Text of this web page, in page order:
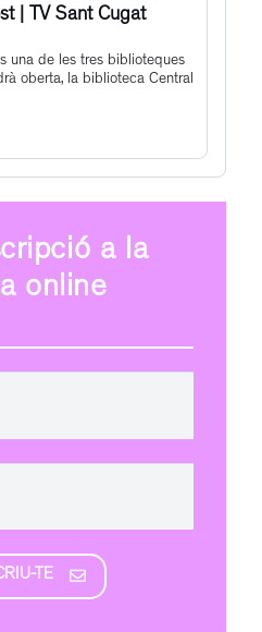
| TV Sant Cugat
una de les tres biblioteques
oberta, la biblioteca Central
a la
online
TE